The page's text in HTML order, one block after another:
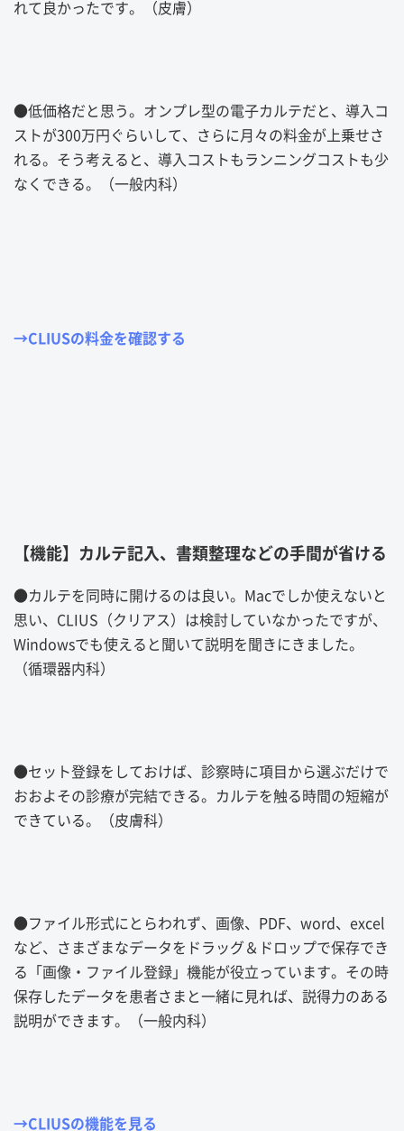
れて良かったです。（皮膚）
●低価格だと思う。オンプレ型の電子カルテだと、導入コ
ストが300万円ぐらいして、さらに月々の料金が上乗せさ
れる。そう考えると、導入コストもランニングコストも少
なくできる。（一般内科）
→CLIUSの料金を確認する
【機能】カルテ記入、書類整理などの手間が省ける
●カルテを同時に開けるのは良い。 Macでしか使えないと
思い、 CLIUS （クリアス）は検討していなかったですが、
Windowsでも使えると聞いて説明を聞きにきました。
（循環器内科）
●セット登録をしておけば、診察時に項目から選ぶだけで
おおよその診療が完結できる。カルテを触る時間の短縮が
できている。（皮膚科）
●ファイル形式にとらわれず、画像、 PDF、 word 、 excel
など、さまざまなデータをドラッグ＆ドロップで保存でき
る「画像・ファイル登録」機能が役立っています。その時
保存したデータを患者さまと一緒に見れば、説得力のある
説明ができます。（一般内科）
→CLIUSの機能を見る